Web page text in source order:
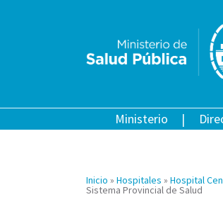
Ministerio
Inicio » Hospitales » Hospital
Sistema Provincial de Salud